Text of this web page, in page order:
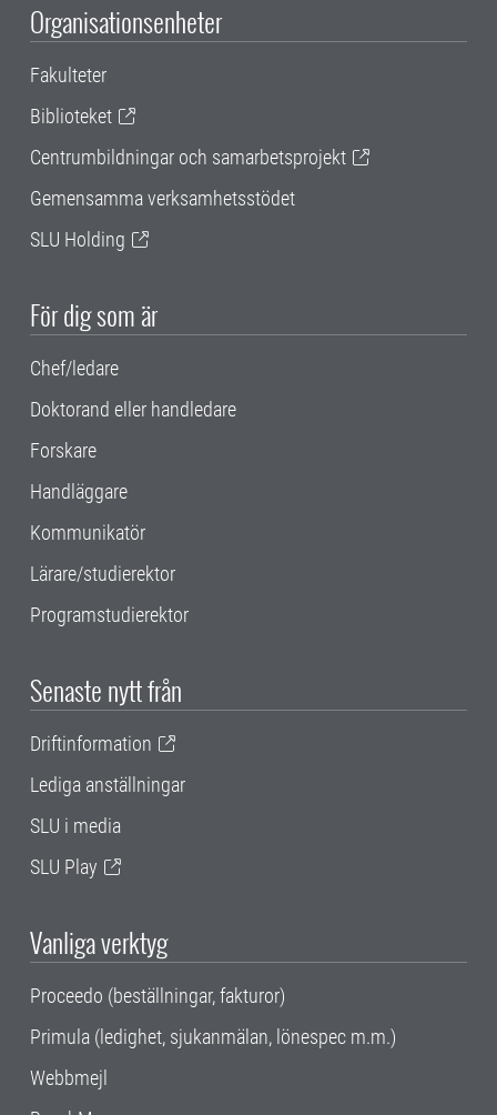
Organisationsenheter
Fakulteter
Biblioteket
Centrumbildningar och samarbetsprojekt
Gemensamma verksamhetsstödet
SLU Holding
För dig som är
Chef/ledare
Doktorand eller handledare
Forskare
Handläggare
Kommunikatör
Lärare/studierektor
Programstudierektor
Senaste nytt från
Driftinformation
Lediga anställningar
SLU i media
SLU Play
Vanliga verktyg
Proceedo (beställningar, fakturor)
Primula (ledighet, sjukanmälan, lönespec m.m.)
Webbmejl